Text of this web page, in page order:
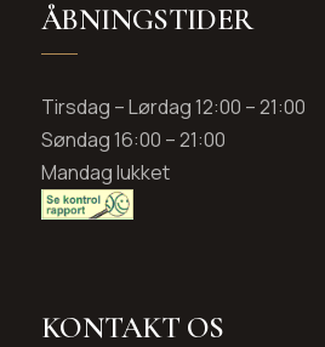
ÅBNINGSTIDER
Tirsdag – Lørdag 12:00 – 21:00
Søndag 16:00 – 21:00
Mandag lukket
KONTAKT OS